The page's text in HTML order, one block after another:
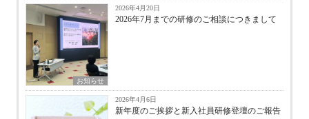
お知らせ
2026年4月20日
2026年7月までの研修のご相談につきまして
2026年4月6日
新年度のご挨拶と新入社員研修登壇のご報告